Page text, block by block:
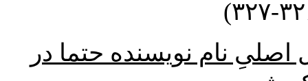
نام نویسنده حتما در